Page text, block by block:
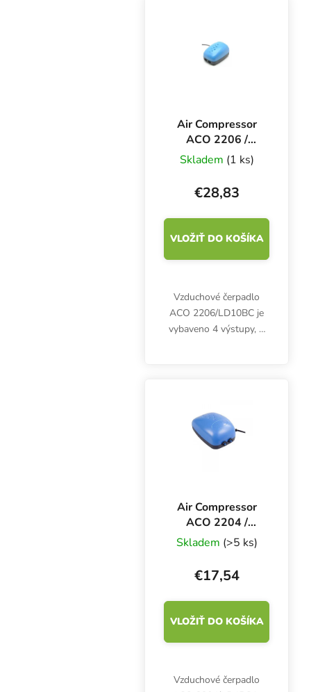
mm.
Air Compressor
ACO 2206 /
LD10BC
vzduchové
čerpadlo se 4
výstupy, 600 l/h
Skladem (1 ks)
€28,83
VLOŽIŤ DO KOŠÍKA
Vzduchové čerpadlo
ACO 2206/LD10BC je
vybaveno 4 výstupy, 4
Air Compressor
ACO 2204 /
LD4BC vzduchové
čerpadlo se 2
výstupy, 240 l/h
Skladem (>5 ks)
€17,54
VLOŽIŤ DO KOŠÍKA
Vzduchové čerpadlo